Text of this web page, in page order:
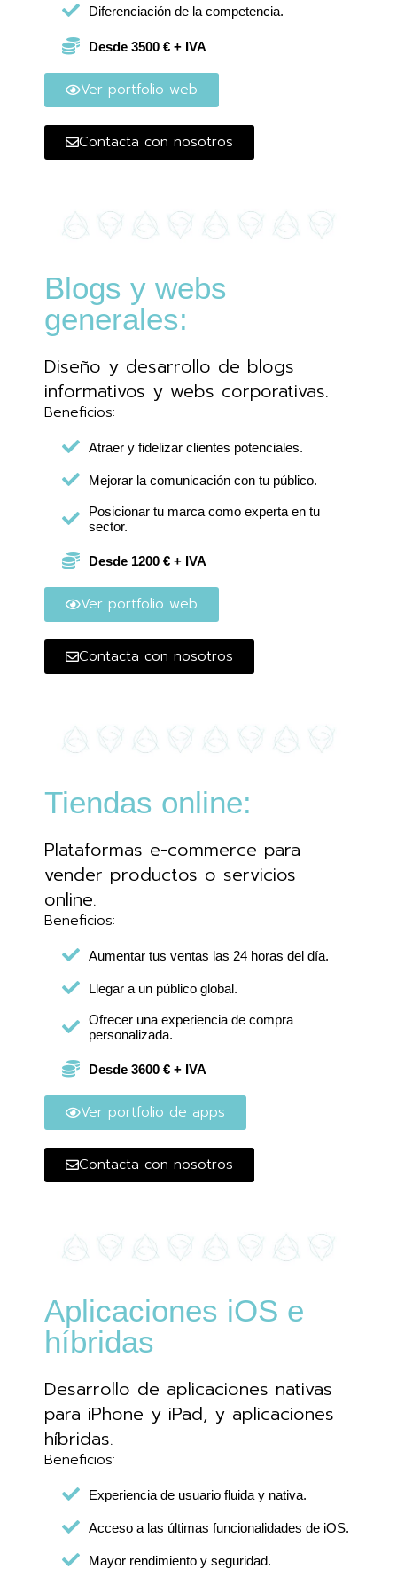
Diferenciación de la competencia.
Desde 3500 € + IVA
Ver portfolio web
Contacta con nosotros
Blogs y webs
generales:
Diseño y desarrollo de blogs
informativos y webs corporativas.
Beneficios:
Atraer y fidelizar clientes potenciales.
Mejorar la comunicación con tu público.
Posicionar tu marca como experta en tu
sector.
Desde 1200 € + IVA
Ver portfolio web
Contacta con nosotros
Tiendas online:
Plataformas e-commerce para
vender productos o servicios
online.
Beneficios:
Aumentar tus ventas las 24 horas del día.
Llegar a un público global.
Ofrecer una experiencia de compra
personalizada.
Desde 3600 € + IVA
Ver portfolio de apps
Contacta con nosotros
Aplicaciones iOS e
híbridas
Desarrollo de aplicaciones nativas
para iPhone y iPad, y aplicaciones
híbridas.
Beneficios:
Experiencia de usuario fluida y nativa.
Acceso a las últimas funcionalidades de iOS.
Mayor rendimiento y seguridad.